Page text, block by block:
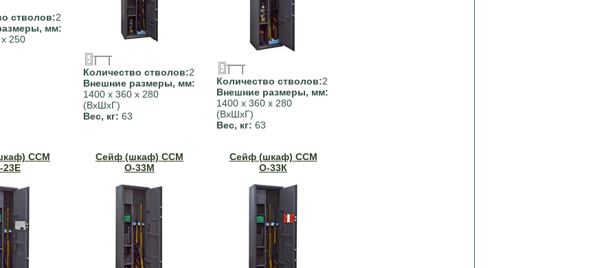
стволов:2
мм:
250
Количество стволов:2
Внешние размеры, мм:
1400 х 360 х 280
(ВхШхГ)
Вес, кг: 63
Количество стволов:2
Внешние размеры, мм:
1400 х 360 х 280
(ВхШхГ)
Вес, кг: 63
ССМ
23Е
Сейф (шкаф) ССМ
О-33М
Сейф (шкаф) ССМ
О-33К